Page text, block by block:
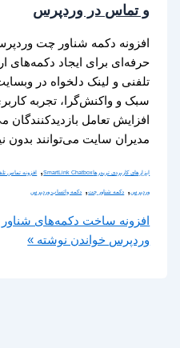
و تماس در وردپرس
حرفه‌ای برای ایجاد دکمه‌های
تلفنی و لینک دلخواه در
سبک و واکنش‌گرا، تجربه
افزایش تعامل بازدیدکنندگان
مدیران سایت می‌توانند بدون
ابزارهای کاربردی تریدرها SmartLink Chatbox
,افزونه تماس
وردپرس, دکمه شناور چت,دکمه واتساپ وردپرس
افزونه ساخت دکمه‌های
وردپرسخواندن نوشته »